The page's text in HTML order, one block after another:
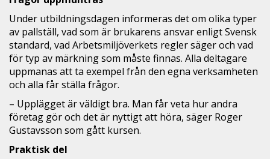
Under utbildningsdagen informeras det om olika typer
av pallställ, vad som är brukarens ansvar enligt Svensk
standard, vad Arbetsmiljöverkets regler säger och vad
för typ av märkning som måste finnas. Alla deltagare
uppmanas att ta exempel från den egna verksamheten
och alla får ställa frågor.
– Upplägget är väldigt bra. Man får veta hur andra
företag gör och det är nyttigt att höra, säger Roger
Gustavsson som gått kursen.
Praktisk del